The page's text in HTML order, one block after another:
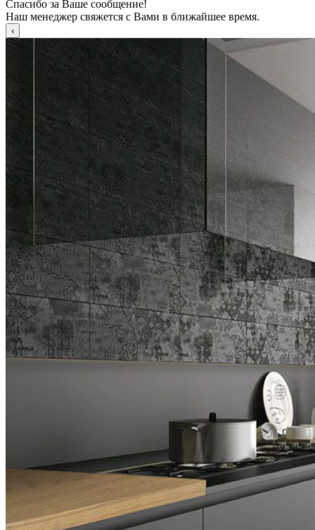
Спасибо за Ваше сообщение!
Наш менеджер свяжется с Вами в ближайшее время.